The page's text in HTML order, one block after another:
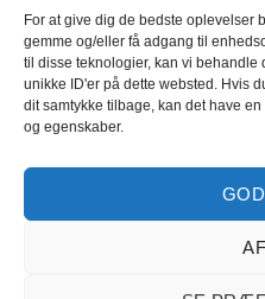
For at give dig de bedste oplevelser
gemme og/eller få adgang til
til disse teknologier, kan vi
unikke ID'er på dette websted. Hvis
dit samtykke tilbage, kan det have
og egenskaber.
Seki Kanetsugu
Seisuke
Ohishi
Hideo Kitaoka
Iseya